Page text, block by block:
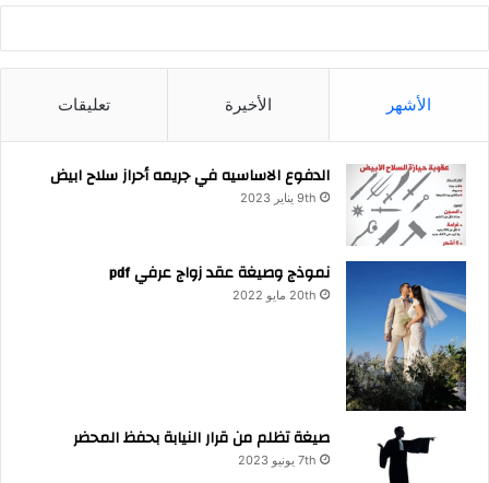
الأشهر الأخيرة تعليقات
الدفوع الاساسيه في جريمه أحراز سلاح ابيض
9th يناير 2023
نموذج وصيغة عقد زواج عرفي pdf
20th مايو 2022
صيغة تظلم من قرار النيابة بحفظ المحضر
7th يونيو 2023